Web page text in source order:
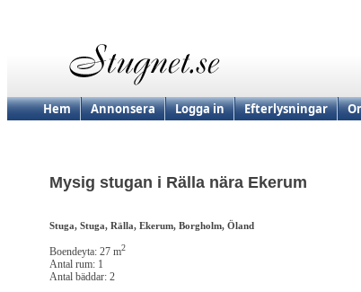
Hem Annonsera Logga in Efterlysningar
Mysig stugan i Rälla nära Ekerum
Stuga, Stuga, Rälla, Ekerum, Borgholm, Öland
Boendeyta: 27 m2
Antal rum: 1
Antal bäddar: 2